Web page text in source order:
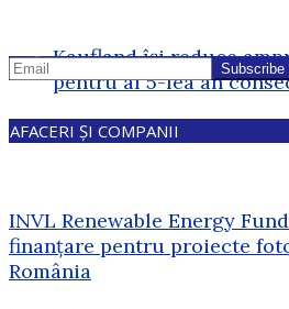
Kaufland își reduce
pentru al 5-lea an
AFACERI ȘI COMPANII
INVL Renewable Energy
finanțare pentru proiecte
România